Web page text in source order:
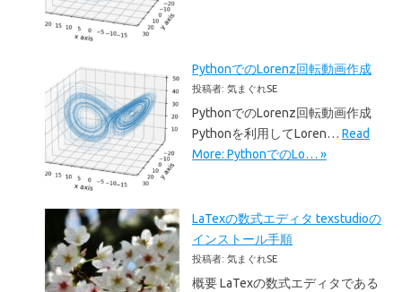
PythonでのLorenz回転動画作成
投稿者: 気まぐれSE
PythonでのLorenz回転動画作成
Pythonを利用してLoren… Read
More: PythonでのLo… »
LaTexの数式エディタ texstudioの
インストール手順
投稿者: 気まぐれSE
概要 LaTexの数式エディタである